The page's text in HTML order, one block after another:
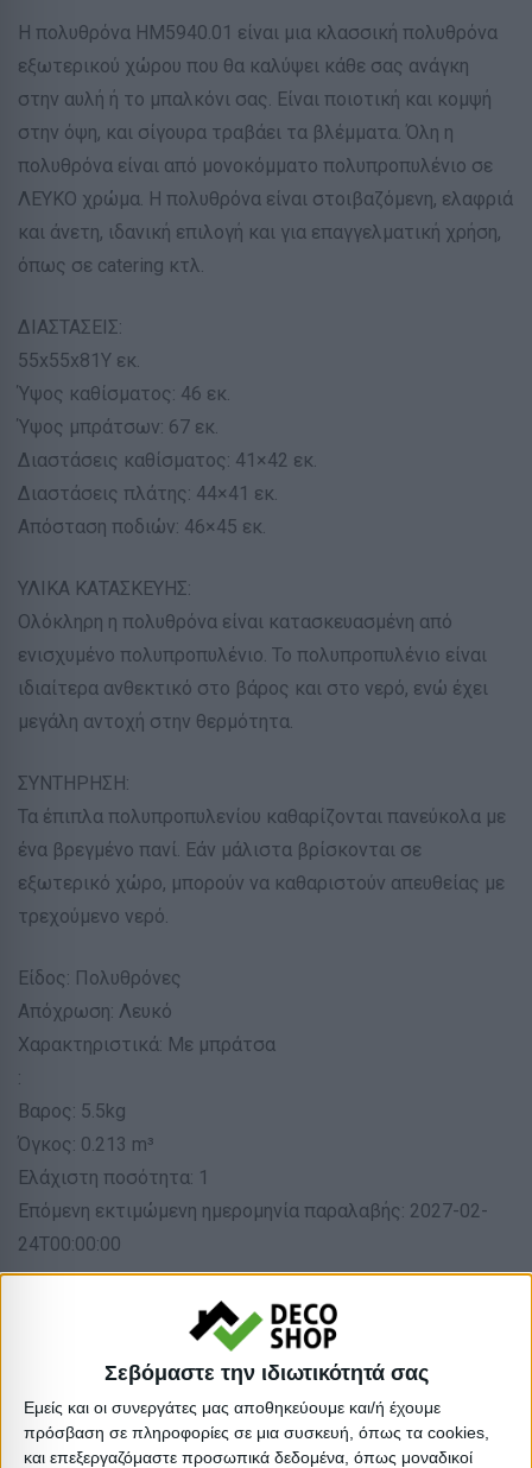
Σεβόμαστε την ιδιωτικότητά σας
Εμείς και οι συνεργάτες μας αποθηκεύουμε και/ή έχουμε
πρόσβαση σε πληροφορίες σε μια συσκευή, όπως τα cookies,
και επεξεργαζόμαστε προσωπικά δεδομένα, όπως μοναδικοί
Η πολυθρόνα ΗΜ5940.01 είναι μια κλασσική πολυθρόνα
εξωτερικού χώρου που θα καλύψει κάθε σας ανάγκη
στην αυλή ή το μπαλκόνι σας. Είναι ποιοτική και κομψή
στην όψη, και σίγουρα τραβάει τα βλέμματα. Όλη η
πολυθρόνα είναι από μονοκόμματο πολυπροπυλένιο σε
ΛΕΥΚΟ χρώμα. Η πολυθρόνα είναι στοιβαζόμενη, ελαφριά
και άνετη, ιδανική επιλογή και για επαγγελματική χρήση,
όπως σε catering κτλ.
ΔΙΑΣΤΑΣΕΙΣ:
55x55x81Υ εκ.
Ύψος καθίσματος: 46 εκ.
Ύψος μπράτσων: 67 εκ.
Διαστάσεις καθίσματος: 41×42 εκ.
Διαστάσεις πλάτης: 44×41 εκ.
Απόσταση ποδιών: 46×45 εκ.
ΥΛΙΚΑ ΚΑΤΑΣΚΕΥΗΣ:
Ολόκληρη η πολυθρόνα είναι κατασκευασμένη από
ενισχυμένο πολυπροπυλένιο. Το πολυπροπυλένιο είναι
ιδιαίτερα ανθεκτικό στο βάρος και στο νερό, ενώ έχει
μεγάλη αντοχή στην θερμότητα.
ΣΥΝΤΗΡΗΣΗ:
Τα έπιπλα πολυπροπυλενίου καθαρίζονται πανεύκολα με
ένα βρεγμένο πανί. Εάν μάλιστα βρίσκονται σε
εξωτερικό χώρο, μπορούν να καθαριστούν απευθείας με
τρεχούμενο νερό.
Είδος: Πολυθρόνες
Απόχρωση: Λευκό
Χαρακτηριστικά: Με μπράτσα
:
Βαρος: 5.5kg
Όγκος: 0.213 m³
Ελάχιστη ποσότητα: 1
Επόμενη εκτιμώμενη ημερομηνία παραλαβής: 2027-02-
24T00:00:00
Διαστάσεις
Περιγραφή
Συσκευασίας
Μικτό
Βάρος
Καθαρό
Βάρος
Βασικός
Όγκος
Όγκου